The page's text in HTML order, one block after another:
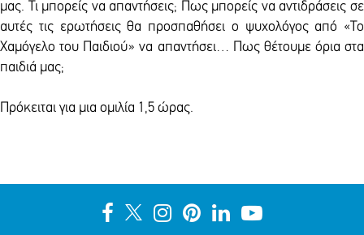
μας. Τι μπορείς να απαντήσεις; Πως μπορείς να αντιδράσεις σε
αυτές τις ερωτήσεις θα προσπαθήσει ο ψυχολόγος από «Το
Χαμόγελο του Παιδιού» να απαντήσει… Πως θέτουμε όρια στα
παιδιά μας;
Πρόκειται για μια ομιλία 1,5 ώρας.